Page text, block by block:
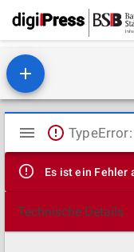
Mirador
Viewer
Es ist ein Fehler
Technische Details